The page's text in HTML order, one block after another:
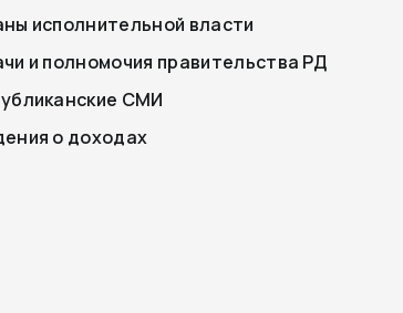
исполнительной власти
и полномочия правительства РД
СМИ
о доходах